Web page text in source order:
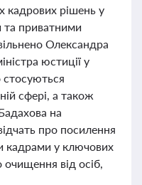
кадрових рішень у
та приватними
Олександра
юстиції у
стосуються
сфері, а також
на
про посилення
кадрами у ключових
очищення від осіб,